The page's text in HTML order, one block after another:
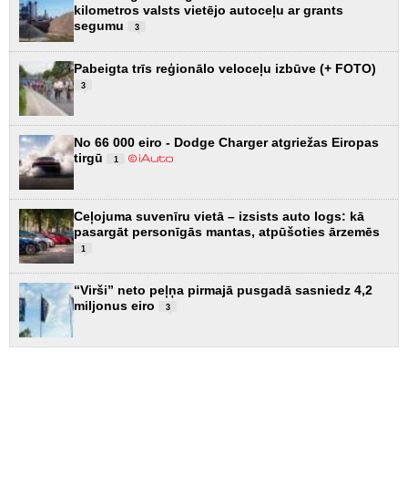
kilometros valsts vietējo autoceļu ar grants
segumu
3
Pabeigta trīs reģionālo veloceļu izbūve (+ FOTO)
3
No 66 000 eiro - Dodge Charger atgriežas Eiropas
tirgū
1
Ceļojuma suvenīru vietā – izsists auto logs: kā
pasargāt personīgās mantas, atpūšoties ārzemēs
1
“Virši” neto peļņa pirmajā pusgadā sasniedz 4,2
miljonus eiro
3